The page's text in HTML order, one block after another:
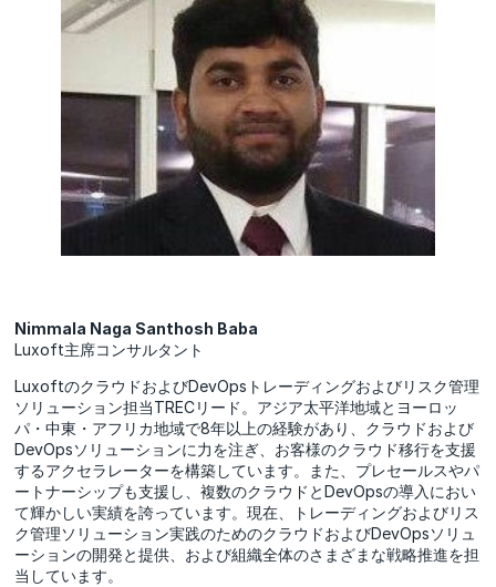
Nimmala Naga Santhosh Baba
Luxoft主席コンサルタント
LuxoftのクラウドおよびDevOpsトレーディングおよびリスク管理
ソリューション担当TRECリード。アジア太平洋地域とヨーロッ
パ・中東・アフリカ地域で8年以上の経験があり、クラウドおよび
DevOpsソリューションに力を注ぎ、お客様のクラウド移行を支援
するアクセラレーターを構築しています。また、プレセールスやパ
ートナーシップも支援し、複数のクラウドとDevOpsの導入におい
て輝かしい実績を誇っています。現在、トレーディングおよびリス
ク管理ソリューション実践のためのクラウドおよびDevOpsソリュ
ーションの開発と提供、および組織全体のさまざまな戦略推進を担
当しています。